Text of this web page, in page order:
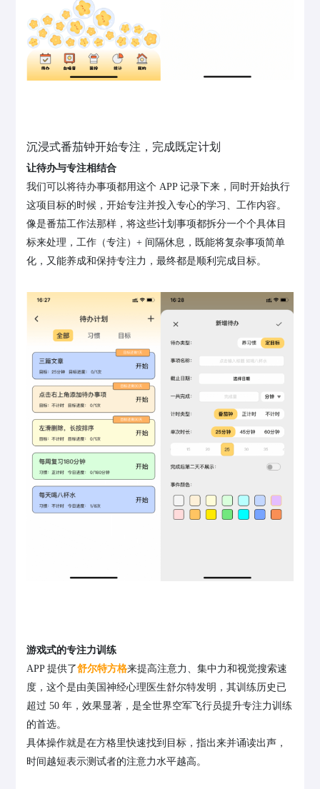
沉浸式番茄钟开始专注，完成既定计划
让待办与专注相结合
我们可以将待办事项都用这个 APP 记录下来，同时开始执行
这项目标的时候，开始专注并投入专心的学习、工作内容。
像是番茄工作法那样，将这些计划事项都拆分一个个具体目
标来处理，工作（专注）+ 间隔休息，既能将复杂事项简单
化，又能养成和保持专注力，最终都是顺利完成目标。
游戏式的专注力训练
APP 提供了舒尔特方格来提高注意力、集中力和视觉搜索速
度，这个是由美国神经心理医生舒尔特发明，其训练历史已
超过 50 年，效果显著，是全世界空军飞行员提升专注力训练
的首选。
具体操作就是在方格里快速找到目标，指出来并诵读出声，
时间越短表示测试者的注意力水平越高。